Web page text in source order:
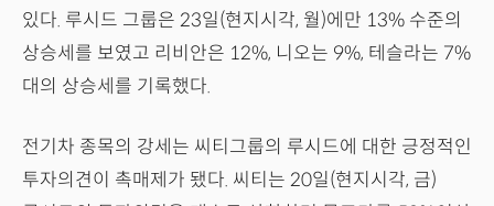
있다. 루시드 그룹은 23일(현지시각, 월)에만 13% 수준의
상승세를 보였고 리비안은 12%, 니오는 9%, 테슬라는 7%
대의 상승세를 기록했다.
전기차 종목의 강세는 씨티그룹의 루시드에 대한 긍정적인
투자의견이 촉매제가 됐다. 씨티는 20일(현지시각, 금)